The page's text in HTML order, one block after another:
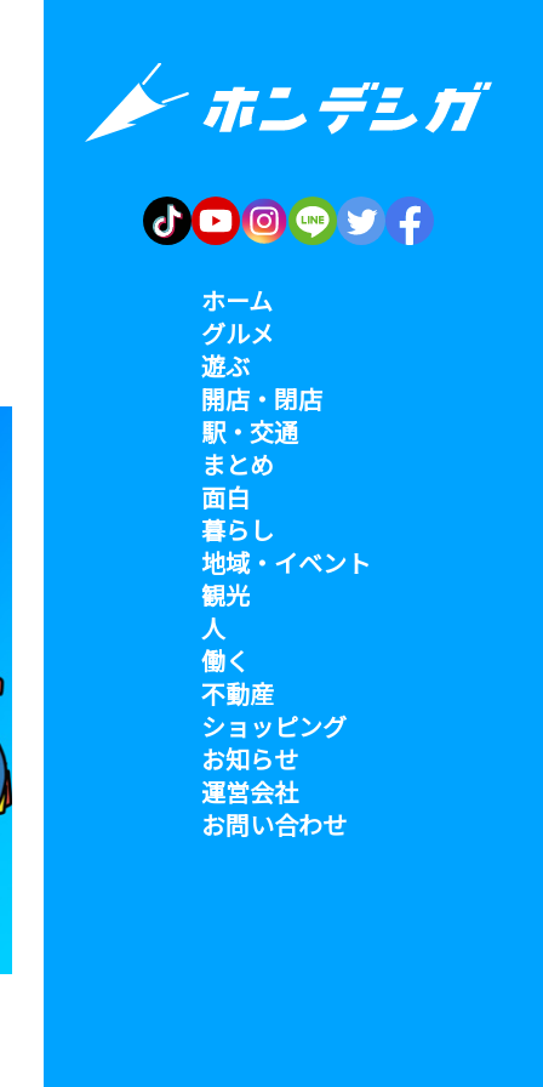
ホーム
グルメ
遊ぶ
開店・閉店
駅・交通
まとめ
面白
暮らし
地域・イベント
観光
人
働く
不動産
ショッピング
お知らせ
運営会社
お問い合わせ